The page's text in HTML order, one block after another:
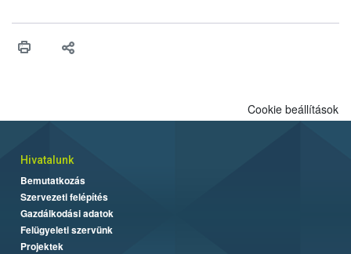
érésű szőlőkben is legyen lehetőség a károsító elleni további
felhasználók számára is elérhető és ökológiai termesztésben is
Cookie beállítások
Hivatalunk
Bemutatkozás
Szervezeti felépítés
Gazdálkodási adatok
Felügyeleti szervünk
Projektek